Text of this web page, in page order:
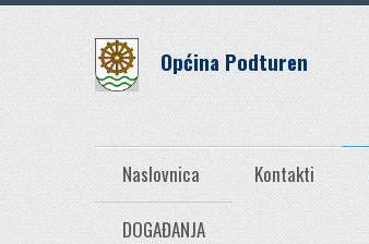
Općina Podturen
Naslovnica Kontakti
DOGAĐANJA